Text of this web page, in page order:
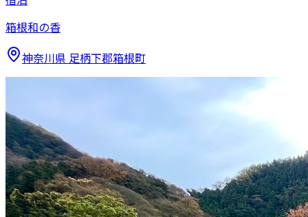
箱根和の香
神奈川県 足柄下郡箱根町